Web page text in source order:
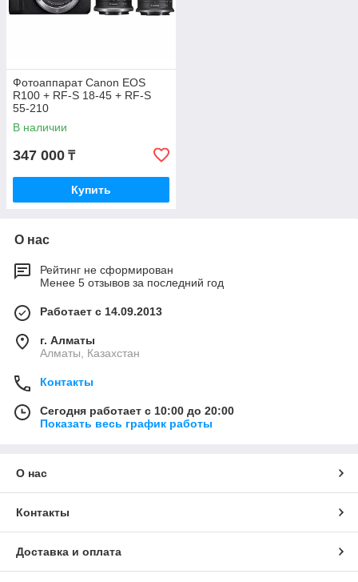
Фотоаппарат Canon EOS
R100 + RF-S 18-45 + RF-S
55-210
В наличии
347 000 ₸
Купить
О нас
Рейтинг не сформирован
Менее 5 отзывов за последний год
Работает с 14.09.2013
г. Алматы
Алматы, Казахстан
Контакты
Сегодня работает с 10:00 до 20:00
Показать весь график работы
О нас
Контакты
Доставка и оплата